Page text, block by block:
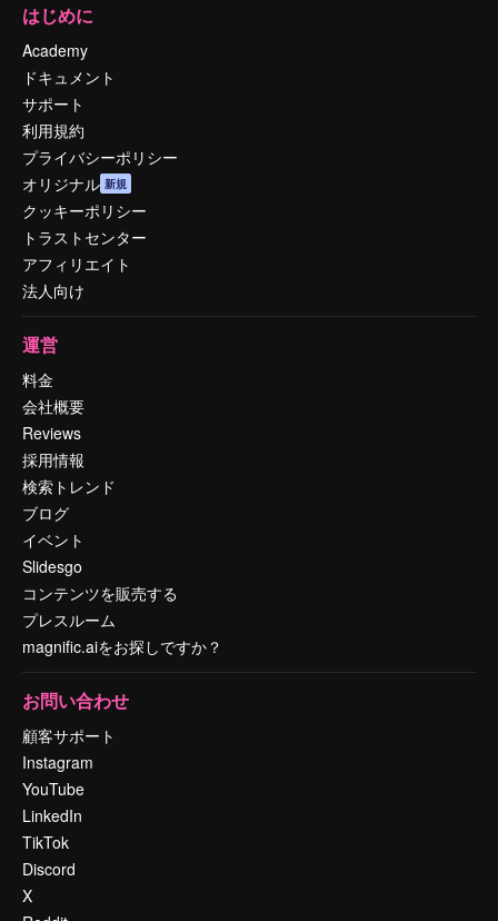
はじめに
Academy
ドキュメント
サポート
利用規約
プライバシーポリシー
オリジナル 新規
クッキーポリシー
トラストセンター
アフィリエイト
法人向け
運営
料金
会社概要
Reviews
採用情報
検索トレンド
ブログ
イベント
Slidesgo
コンテンツを販売する
プレスルーム
magnific.aiをお探しですか？
お問い合わせ
顧客サポート
Instagram
YouTube
LinkedIn
TikTok
Discord
X